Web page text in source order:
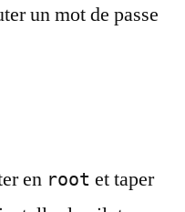
un mot de passe
en root et taper